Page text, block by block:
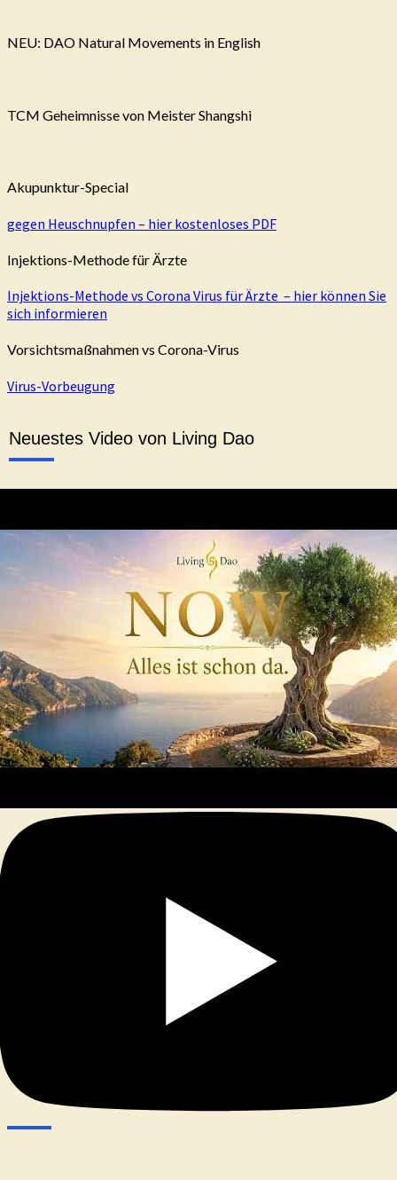
NEU: DAO Natural Movements in English
TCM Geheimnisse von Meister Shangshi
Akupunktur-Special
gegen Heuschnupfen – hier kostenloses PDF
Injektions-Methode für Ärzte
Injektions-Methode vs Corona Virus für Ärzte – hier können Sie
sich informieren
Vorsichtsmaßnahmen vs Corona-Virus
Virus-Vorbeugung
Neuestes Video von Living Dao